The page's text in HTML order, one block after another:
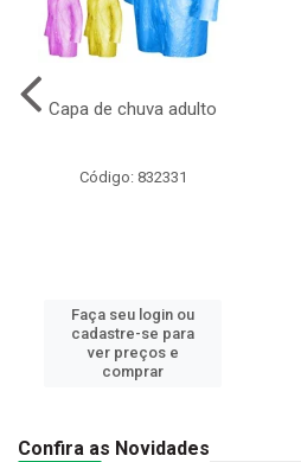
Capa de chuva adulto
Código: 832331
Faça seu login ou
cadastre-se para
ver preços e
comprar
Confira as Novidades